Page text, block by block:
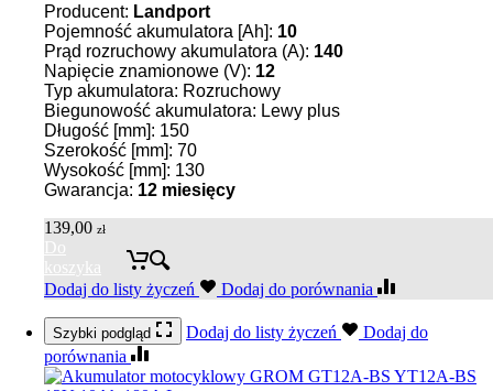
Producent: Landport
Pojemność akumulatora [Ah]: 10
Prąd rozruchowy akumulatora (A): 140
Napięcie znamionowe (V): 12
Typ akumulatora: Rozruchowy
Biegunowość akumulatora: Lewy plus
Długość [mm]: 150
Szerokość [mm]: 70
Wysokość [mm]: 130
Gwarancja: 12 miesięcy
139,00 zł
Do
koszyka
Dodaj do listy życzeń
Dodaj do porównania
Szybki podgląd Dodaj do listy życzeń
Dodaj do
porównania